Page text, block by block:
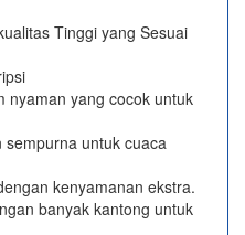
Tinggi yang Sesuai
nyaman yang cocok untuk
untuk cuaca
kenyamanan ekstra.
banyak kantong untuk